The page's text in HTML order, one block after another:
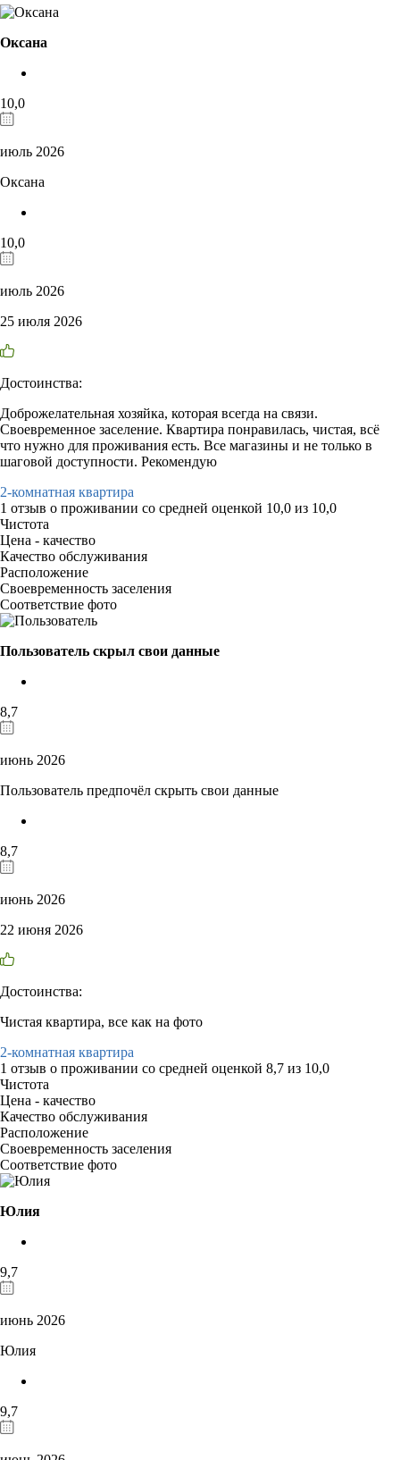
Оксана
10,0
июль 2026
Оксана
10,0
июль 2026
25 июля 2026
Достоинства:
Доброжелательная хозяйка, которая всегда на связи.
Своевременное заселение. Квартира понравилась, чистая, всё
что нужно для проживания есть. Все магазины и не только в
шаговой доступности. Рекомендую
2-комнатная квартира
1 отзыв о проживании со средней оценкой 10,0 из 10,0
Чистота
Цена - качество
Качество обслуживания
Расположение
Своевременность заселения
Соответствие фото
Пользователь скрыл свои данные
8,7
июнь 2026
Пользователь предпочёл скрыть свои данные
8,7
июнь 2026
22 июня 2026
Достоинства:
Чистая квартира, все как на фото
2-комнатная квартира
1 отзыв о проживании со средней оценкой 8,7 из 10,0
Чистота
Цена - качество
Качество обслуживания
Расположение
Своевременность заселения
Соответствие фото
Юлия
9,7
июнь 2026
Юлия
9,7